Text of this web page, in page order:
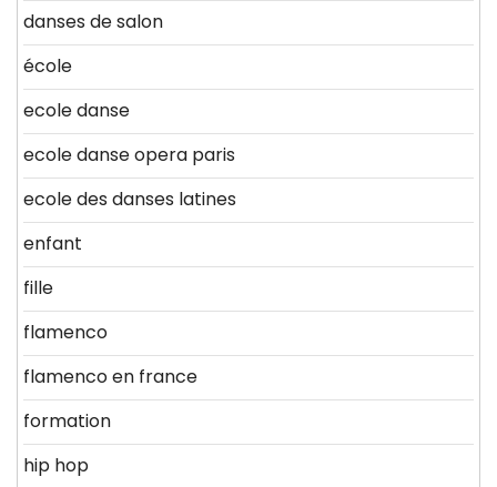
danses de salon
école
ecole danse
ecole danse opera paris
ecole des danses latines
enfant
fille
flamenco
flamenco en france
formation
hip hop